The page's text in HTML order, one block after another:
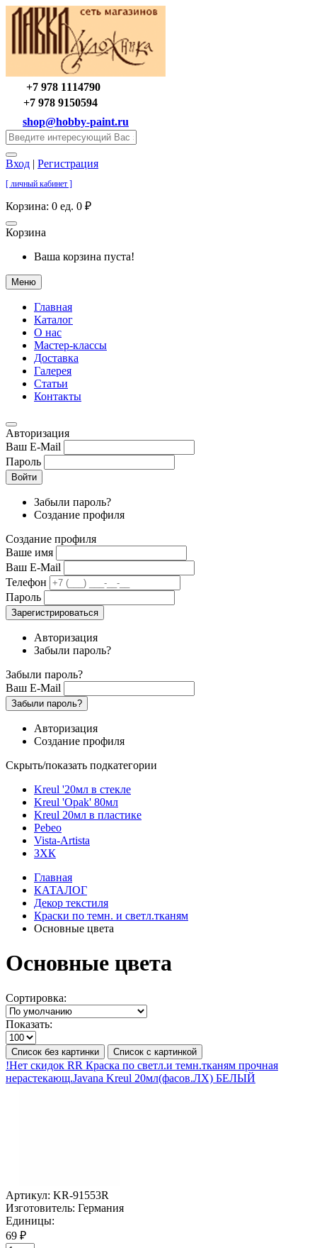
+7 978 1114790
+7 978 9150594
shop@hobby-paint.ru
Вход | Регистрация
[ личный кабинет ]
Корзина: 0 ед. 0 ₽
Корзина
Ваша корзина пуста!
Меню
Главная
Каталог
О нас
Мастер-классы
Доставка
Галерея
Статьи
Контакты
Авторизация
Ваш E-Mail
Пароль
Войти
Забыли пароль?
Создание профиля
Создание профиля
Ваше имя
Ваш E-Mail
Телефон
Пароль
Зарегистрироваться
Авторизация
Забыли пароль?
Забыли пароль?
Ваш E-Mail
Забыли пароль?
Авторизация
Создание профиля
Скрыть/показать подкатегории
Kreul '20мл в стекле
Kreul 'Opak' 80мл
Kreul 20мл в пластике
Pebeo
Vista-Artista
ЗХК
Главная
КАТАЛОГ
Декор текстиля
Краски по темн. и светл.тканям
Основные цвета
Основные цвета
Сортировка:
Показать:
Список без картинки Список с картинкой
!Нет скидок RR Краска по светл.и темн.тканям прочная
нерастекающ.Javana Kreul 20мл(фасов.ЛХ) БЕЛЫЙ
Артикул: KR-91553R
Изготовитель: Германия
Единицы:
69 ₽